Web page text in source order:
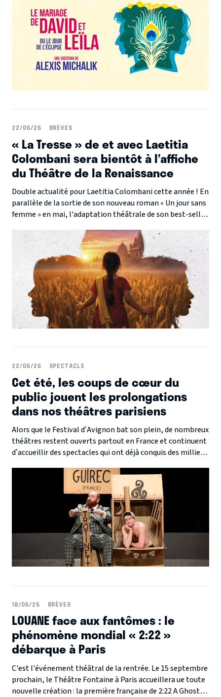
d'Issa dans « Passeport », l'habile dramaturge s'attaque à
une nouvelle fresque chorale dont il a le secret.
22/06/26 BRÈVES
« La Tresse » de et avec Laetitia
Colombani sera bientôt à l’affiche
du Théâtre de la Renaissance
Double actualité pour Laetitia Colombani cette année ! En
parallèle de la sortie de son nouveau roman « Un jour sans
femme » en mai, l'adaptation théâtrale de son best-seller
le Théâtre de la Renaissance qui accueillera l’œuvre de la
célèbre romancière dès le 25 septembre 2026.
22/06/26 SPECTACLE
Cet été, les coups de cœur du
public jouent les prolongations
dans nos théâtres parisiens
Alors que le Festival d’Avignon bat son plein, de nombreux
théâtres restent ouverts partout en France et continuent
d’accueillir des spectacles qui ont déjà conquis des milliers
aventures théâtrales : l’été est l’occasion idéale de
découvrir, ou redécouvrir, ces coups de cœur du public. Voici
notre sélection de spectacles à ne pas manquer cet été.
18/06/26 BRÈVES
LOUANE face aux fantômes : le
phénomène mondial « 2:22 »
débarque à Paris
C'est l'événement théâtral de la rentrée. Le 15 septembre
prochain, le Théâtre Fontaine à Paris accueillera ue toute
nouvelle création : la première française de 2:22 A Ghost